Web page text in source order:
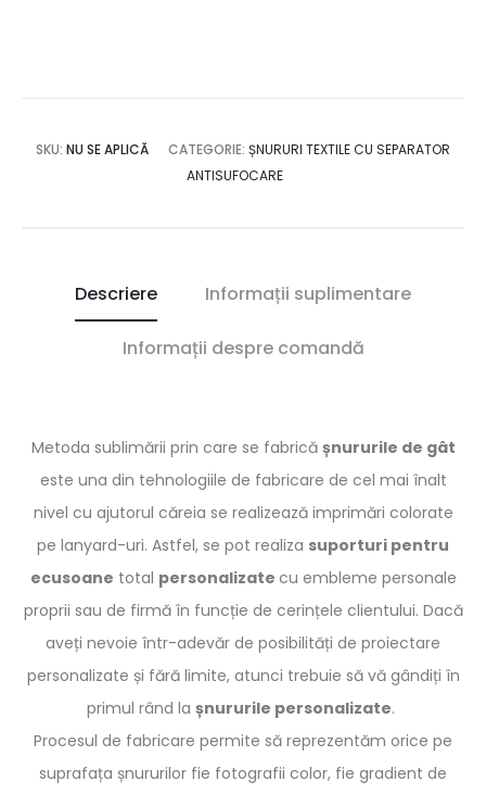
SKU: NU SE APLICĂ CATEGORIE: ȘNURURI TEXTILE CU SEPARATOR
ANTISUFOCARE
Descriere Informații suplimentare
Informații despre comandă
Metoda sublimării prin care se fabrică șnururile de gât
este una din tehnologiile de fabricare de cel mai înalt
nivel cu ajutorul căreia se realizează imprimări colorate
pe lanyard-uri. Astfel, se pot realiza suporturi pentru
ecusoane total personalizate cu embleme personale
proprii sau de firmă în funcție de cerințele clientului. Dacă
aveți nevoie într-adevăr de posibilități de proiectare
personalizate și fără limite, atunci trebuie să vă gândiți în
primul rând la șnururile personalizate.
Procesul de fabricare permite să reprezentăm orice pe
suprafața șnururilor fie fotografii color, fie gradient de